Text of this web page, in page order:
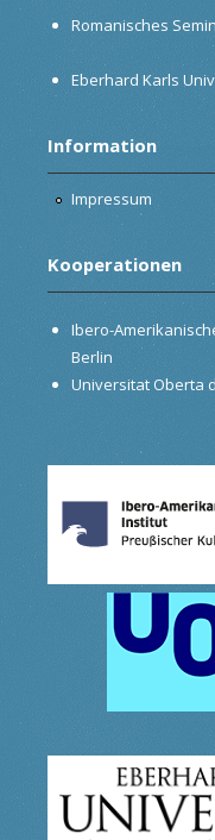
Romanisches
Eberhard Karls
Information
Impressum
Kooperationen
Ibero-
Berlin
Universitat Oberta